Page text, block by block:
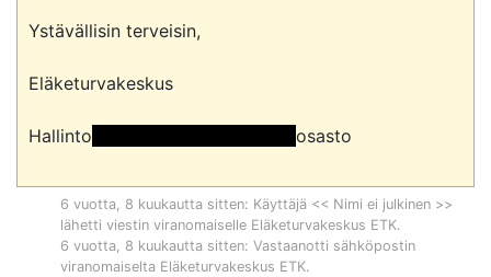
Ystävällisin terveisin,
Eläketurvakeskus
Hallinto osasto
6 vuotta, 8 kuukautta sitten: Käyttäjä << Nimi ei julkinen >>
lähetti viestin viranomaiselle Eläketurvakeskus ETK.
6 vuotta, 8 kuukautta sitten: Vastaanotti sähköpostin
viranomaiselta Eläketurvakeskus ETK.